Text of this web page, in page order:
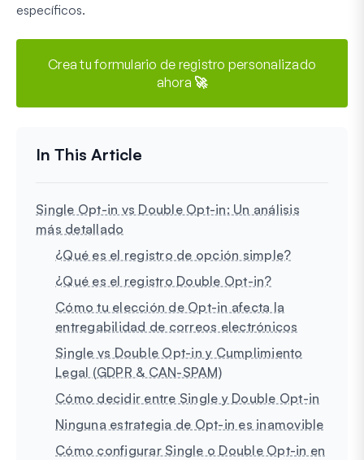
específicos.
Crea tu formulario de registro personalizado
ahora 🚀
Single Opt-in vs Double Opt-in: Un análisis
más detallado
¿Qué es el registro de opción simple?
¿Qué es el registro Double Opt-in?
Cómo tu elección de Opt-in afecta la
entregabilidad de correos electrónicos
Single vs Double Opt-in y Cumplimiento
Legal (GDPR & CAN-SPAM)
Cómo decidir entre Single y Double Opt-in
Ninguna estrategia de Opt-in es inamovible
Cómo configurar Single o Double Opt-in en